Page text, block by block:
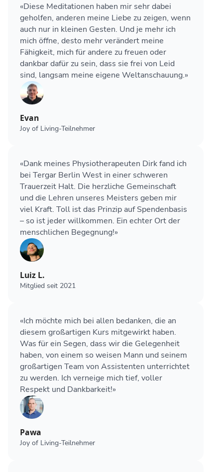
«Diese Meditationen haben mir sehr dabei
geholfen, anderen meine Liebe zu zeigen, wenn
auch nur in kleinen Gesten. Und je mehr ich
mich öffne, desto mehr verändert meine
Fähigkeit, mich für andere zu freuen oder
dankbar dafür zu sein, dass sie frei von Leid
sind, langsam meine eigene Weltanschauung.»
Evan
Joy of Living-Teilnehmer
«Dank meines Physiotherapeuten Dirk fand ich
bei Tergar Berlin West in einer schweren
Trauerzeit Halt. Die herzliche Gemeinschaft
und die Lehren unseres Meisters geben mir
viel Kraft. Toll ist das Prinzip auf Spendenbasis
– so ist jeder willkommen. Ein echter Ort der
menschlichen Begegnung!»
Luiz L.
Mitglied seit 2021
«Ich möchte mich bei allen bedanken, die an
diesem großartigen Kurs mitgewirkt haben.
Was für ein Segen, dass wir die Gelegenheit
haben, von einem so weisen Mann und seinem
großartigen Team von Assistenten unterrichtet
zu werden. Ich verneige mich tief, voller
Respekt und Dankbarkeit!»
Pawa
Joy of Living-Teilnehmer